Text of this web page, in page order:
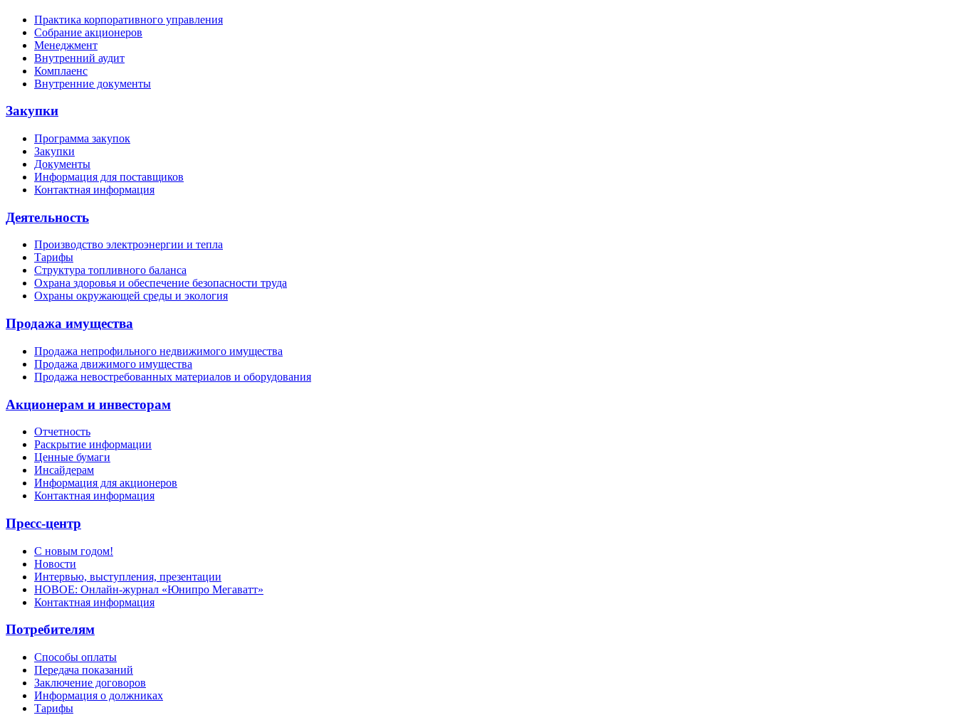
Практика корпоративного управления
Собрание акционеров
Менеджмент
Внутренний аудит
Комплаенс
Внутренние документы
Закупки
Программа закупок
Закупки
Документы
Информация для поставщиков
Контактная информация
Деятельность
Производство электроэнергии и тепла
Тарифы
Структура топливного баланса
Охрана здоровья и обеспечение безопасности труда
Охраны окружающей среды и экология
Продажа имущества
Продажа непрофильного недвижимого имущества
Продажа движимого имущества
Продажа невостребованных материалов и оборудования
Акционерам и инвесторам
Отчетность
Раскрытие информации
Ценные бумаги
Инсайдерам
Информация для акционеров
Контактная информация
Пресс-центр
С новым годом!
Новости
Интервью, выступления, презентации
НОВОЕ: Онлайн-журнал «Юнипро Мегаватт»
Контактная информация
Потребителям
Способы оплаты
Передача показаний
Заключение договоров
Информация о должниках
Тарифы